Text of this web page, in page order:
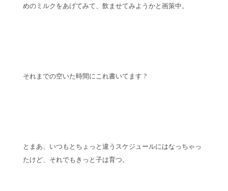
めのミルクをあげてみて、飲ませてみようかと画策中。
それまでの空いた時間にこれ書いてます ?
とまあ、いつもとちょっと違うスケジュールにはなっちゃっ
たけど、それでもきっと子は育つ。